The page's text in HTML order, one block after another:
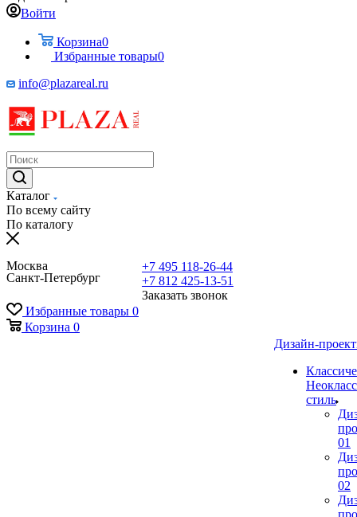
Войти
Корзина0
Избранные товары0
info@plazareal.ru
Каталог
По всему сайту
По каталогу
Москва
Санкт-Петербург
+7 495 118-26-44
+7 812 425-13-51
Заказать звонок
Избранные товары 0
Корзина 0
Дизайн-
стиль
01
02